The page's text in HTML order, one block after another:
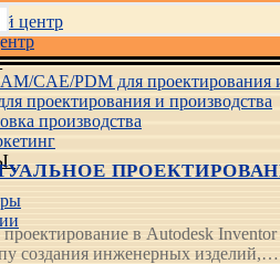
центр
CAE/PDM для проектирования
проектирования и производства
производства
в Autodesk
создания инженерных изделий,…